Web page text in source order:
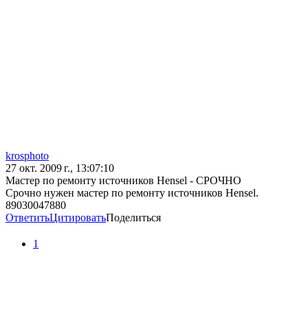
krosphoto
27 окт. 2009 г., 13:07:10
Мастер по ремонту источников Hensel - СРОЧНО
Срочно нужен мастер по ремонту источников Hensel.
89030047880
ОтветитьЦитироватьПоделиться
1